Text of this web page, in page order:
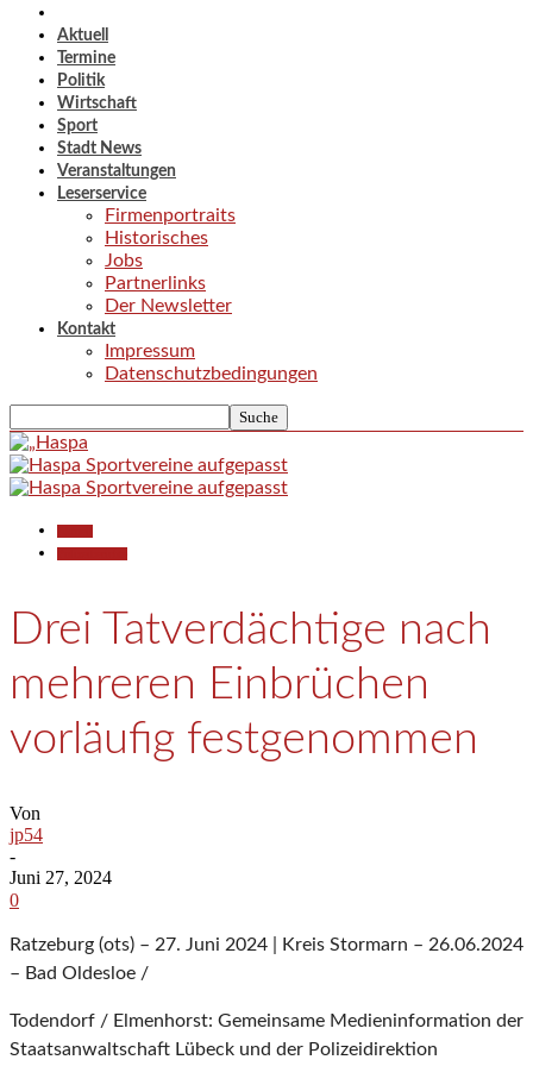
Aktuell
Termine
Politik
Wirtschaft
Sport
Stadt News
Veranstaltungen
Leserservice
Firmenportraits
Historisches
Jobs
Partnerlinks
Der Newsletter
Kontakt
Impressum
Datenschutzbedingungen
Drei Tatverdächtige nach
mehreren Einbrüchen
vorläufig festgenommen
Von
jp54
-
Juni 27, 2024
0
Ratzeburg (ots) – 27. Juni 2024 | Kreis Stormarn – 26.06.2024
– Bad Oldesloe /
Todendorf / Elmenhorst: Gemeinsame Medieninformation der
Staatsanwaltschaft Lübeck und der Polizeidirektion